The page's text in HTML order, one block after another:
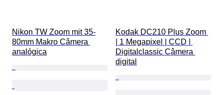
Nikon TW Zoom mit 35-
80mm Makro Câmera
analógica
Kodak DC210 Plus Zoom
| 1 Megapixel | CCD |
Digitalclassic Câmera
digital